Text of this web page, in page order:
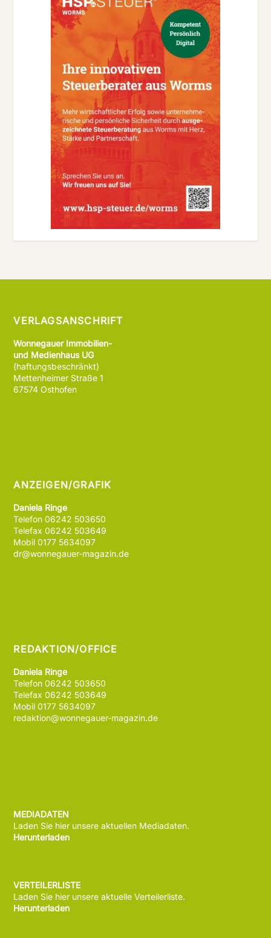
VERLAGSANSCHRIFT
Wonnegauer Immobilien-
und Medienhaus UG
(haftungsbeschränkt)
Mettenheimer Straße 1
67574 Osthofen
ANZEIGEN/GRAFIK
Daniela Ringe
Telefon 06242 503650
Telefax 06242 503649
Mobil 0177 5634097
dr@wonnegauer-magazin.de
REDAKTION/OFFICE
Daniela Ringe
Telefon 06242 503650
Telefax 06242 503649
Mobil 0177 5634097
redaktion@wonnegauer-magazin.de
MEDIADATEN
Laden Sie hier unsere aktuellen Mediadaten.
Herunterladen
VERTEILERLISTE
Laden Sie hier unsere aktuelle Verteilerliste.
Herunterladen